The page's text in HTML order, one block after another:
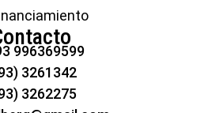
996369599
3261342
3262275